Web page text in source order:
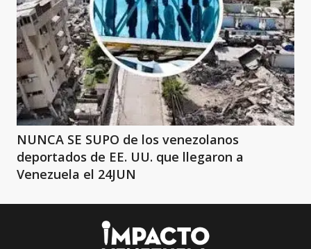
NUNCA SE SUPO de los venezolanos
deportados de EE. UU. que llegaron a
Venezuela el 24JUN